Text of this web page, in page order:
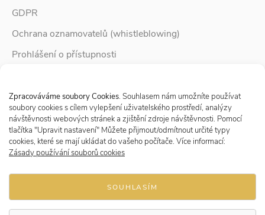
Zpracováváme soubory Cookies. Souhlasem nám umožníte používat
soubory cookies s cílem vylepšení uživatelského prostředí, analýzy
návštěvnosti webových stránek a zjištění zdroje návštěvnosti. Pomocí
tlačítka "Upravit nastavení" Můžete přijmout/odmítnout určité typy
cookies, které se mají ukládat do vašeho počítače. Více informací:
Zásady používání souborů cookies
SOUHLASÍM
GDPR
Ochrana oznamovatelů (whistleblowing)
Prohlášení o přístupnosti
Zpravodaj Rodina
Sledujte nás